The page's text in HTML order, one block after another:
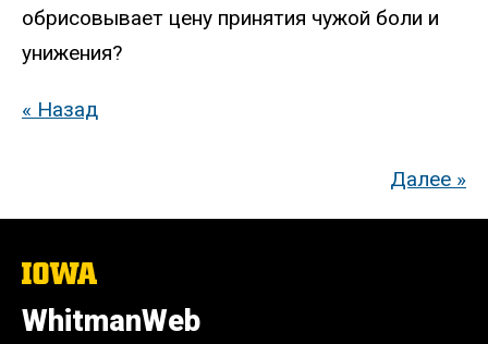
обрисовывает цену принятия чужой боли и
унижения?
« Назад
Далее »
The
of
Iowa
WhitmanWeb